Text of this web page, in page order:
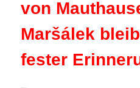
von
Maršálek
fester